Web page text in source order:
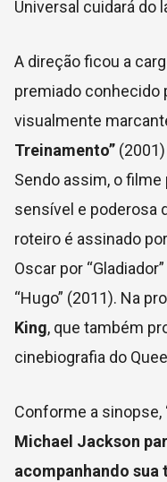
Universal cuidará do
A direção ficou a
premiado conhecido
visualmente
Treinamento”
Sendo assim, o
sensível e poderosa
roteiro é assinado por
Oscar por
“Hugo” (2011). Na
King, que também
cinebiografia do
Conforme a sinopse,
Michael Jackson
acompanhando